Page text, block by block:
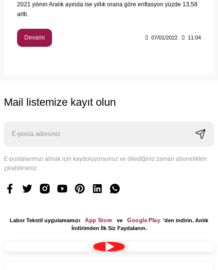
2021 yılının Aralık ayında ise yıllık orana göre enflasyon yüzde 13,58
arttı.
Devamı 07/01/2022 11:04
Mail listemize kayıt olun
E-postalarımızı almak için kaydoluyorsunuz ve dilediğiniz zaman abonelikten
çıkabilirsiniz.
Labor Tekstil uygulamamızı App Store ve Google Play
'den indirin. Anlık
İndirimden İlk Siz Faydalanın.